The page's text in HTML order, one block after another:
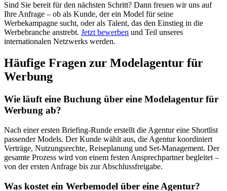
Sind Sie bereit für den nächsten Schritt? Dann freuen wir uns auf
Ihre Anfrage – ob als Kunde, der ein Model für seine
Werbekampagne sucht, oder als Talent, das den Einstieg in die
Werbebranche anstrebt. Jetzt bewerben und Teil unseres
internationalen Netzwerks werden.
Häufige Fragen zur Modelagentur für
Werbung
Wie läuft eine Buchung über eine Modelagentur für
Werbung ab?
Nach einer ersten Briefing-Runde erstellt die Agentur eine Shortlist
passender Models. Der Kunde wählt aus, die Agentur koordiniert
Verträge, Nutzungsrechte, Reiseplanung und Set-Management. Der
gesamte Prozess wird von einem festen Ansprechpartner begleitet –
von der ersten Anfrage bis zur Abschlussfreigabe.
Was kostet ein Werbemodel über eine Agentur?